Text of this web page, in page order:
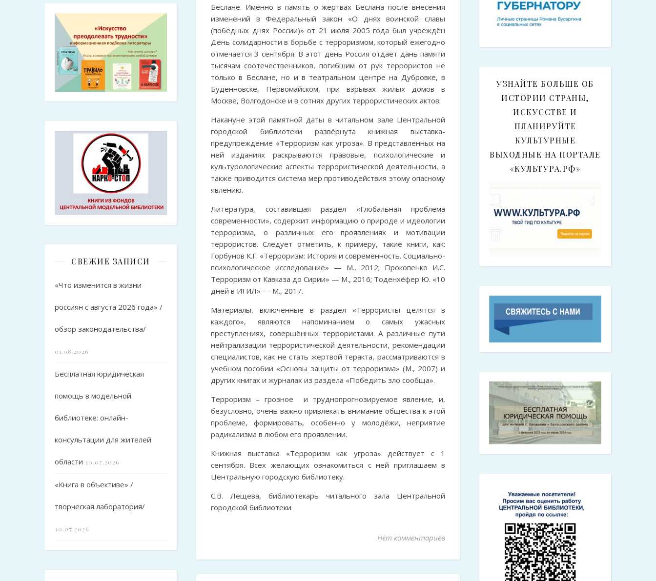
СВЕЖИЕ ЗАПИСИ
«Что изменится в жизни
россиян с августа 2026 года» /
обзор законодательства/
01.08.2026
Бесплатная юридическая
помощь в модельной
библиотеке: онлайн-
консультации для жителей
области 30.07.2026
«Книга в объективе» /
творческая лаборатория/
30.07.2026
Беслане. Именно в память о жертвах Беслана после внесения
изменений в Федеральный закон «О днях воинской славы
(победных днях России)» от 21 июля 2005 года был учреждён
День солидарности в борьбе с терроризмом, который ежегодно
отмечается 3 сентября. В этот день Россия отдаёт дань памяти
тысячам соотечественников, погибшим от рук террористов не
только в Беслане, но и в театральном центре на Дубровке, в
Будённовске, Первомайском, при взрывах жилых домов в
Москве, Волгодонске и в сотнях других террористических актов.
Накануне этой памятной даты в читальном зале Центральной
городской библиотеки развёрнута книжная выставка-
предупреждение «Терроризм как угроза». В представленных на
ней изданиях раскрываются правовые, психологические и
культурологические аспекты террористической деятельности, а
также приводится система мер противодействия этому опасному
явлению.
Литература, составившая раздел «Глобальная проблема
современности», содержит информацию о природе и идеологии
терроризма, о различных его проявлениях и мотивации
террористов. Следует отметить, к примеру, такие книги, как:
Горбунов К.Г. «Терроризм: История и современность. Социально-
психологическое исследование» — М., 2012; Прокопенко И.С.
Терроризм от Кавказа до Сирии» — М., 2016; Тоденхёфер Ю. «10
дней в ИГИЛ» — М., 2017.
Материалы, включённые в раздел «Террористы целятся в
каждого», являются напоминанием о самых ужасных
преступлениях, совершённых террористами. А различные пути
нейтрализации террористической деятельности, рекомендации
специалистов, как не стать жертвой теракта, рассматриваются в
учебном пособии «Основы защиты от терроризма» (М., 2007) и
других книгах и журналах из раздела «Победить зло сообща».
Терроризм – грозное и труднопрогнозируемое явление, и,
безусловно, очень важно привлекать внимание общества к этой
проблеме, формировать, особенно у молодёжи, неприятие
радикализма в любом его проявлении.
Книжная выставка «Терроризм как угроза» действует с 1
сентября. Всех желающих ознакомиться с ней приглашаем в
Центральную городскую библиотеку.
С.В. Лещева, библиотекарь читального зала Центральной
городской библиотеки
Нет комментариев
УЗНАЙТЕ БОЛЬШЕ ОБ
ИСТОРИИ СТРАНЫ,
ИСКУССТВЕ И
ПЛАНИРУЙТЕ
КУЛЬТУРНЫЕ
ВЫХОДНЫЕ НА ПОРТАЛЕ
«КУЛЬТУРА.РФ»